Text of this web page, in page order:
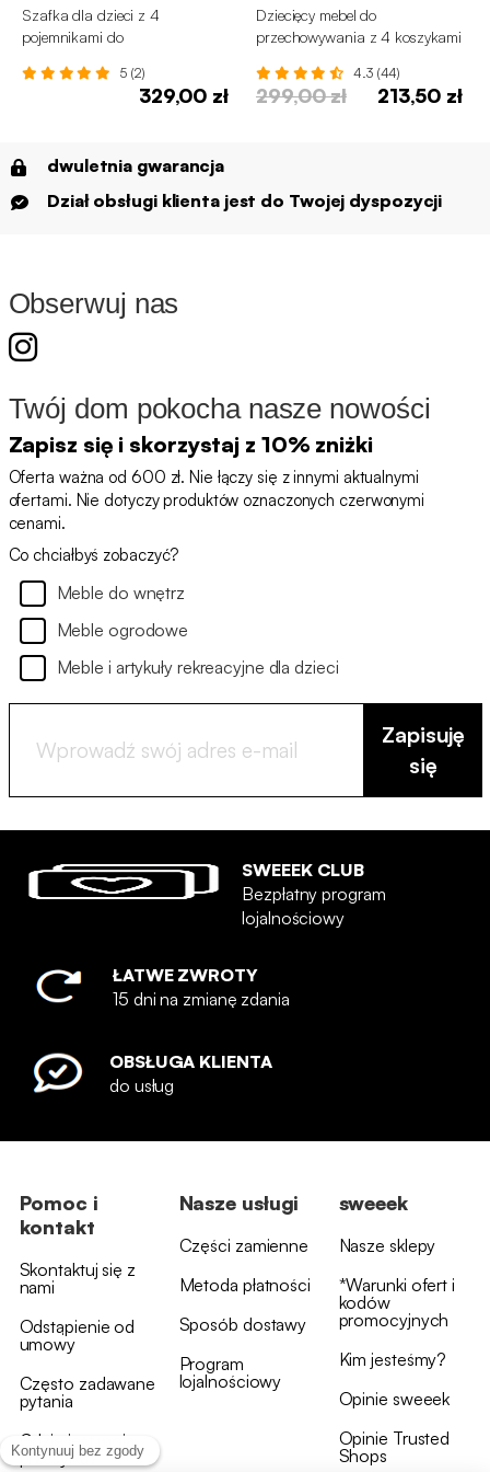
Szafka dla dzieci z 4
pojemnikami do
5 (2)
329,00 zł
Dziecięcy mebel do
przechowywania z 4 koszykami
4.3 (44)
299,00 zł 213,50 zł
dwuletnia gwarancja
Dział obsługi klienta jest do Twojej dyspozycji
Obserwuj nas
Twój dom pokocha nasze nowości
Zapisz się i skorzystaj z 10% zniżki
Oferta ważna od 600 zł. Nie łączy się z innymi aktualnymi
ofertami. Nie dotyczy produktów oznaczonych czerwonymi
cenami.
Co chciałbyś zobaczyć?
Meble do wnętrz
Meble ogrodowe
Meble i artykuły rekreacyjne dla dzieci
Zapisuję
się
SWEEEK CLUB
Bezpłatny program
lojalnościowy
ŁATWE ZWROTY
15 dni na zmianę zdania
OBSŁUGA KLIENTA
do usług
Pomoc i
kontakt
Skontaktuj się z
nami
Odstąpienie od
umowy
Często zadawane
pytania
Gdzie jest moja
przesyłka?
Nasze usługi
Części zamienne
Metoda płatności
Sposób dostawy
Program
lojalnościowy
sweeek
Nasze sklepy
*Warunki ofert i
kodów
promocyjnych
Kim jesteśmy?
Opinie sweeek
Opinie Trusted
Shops